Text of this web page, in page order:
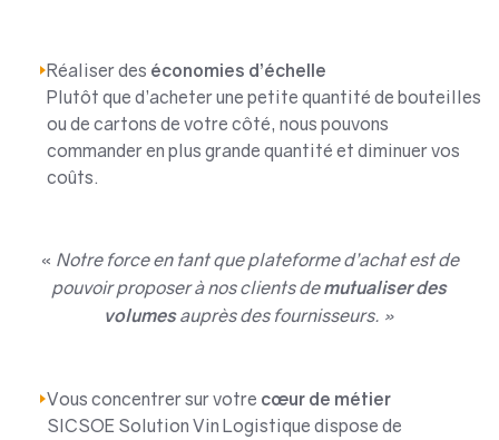
Réaliser des économies d’échelle
Plutôt que d’acheter une petite quantité de bouteilles
ou de cartons de votre côté, nous pouvons
commander en plus grande quantité et diminuer vos
coûts.
« Notre force en tant que plateforme d’achat est de
pouvoir proposer à nos clients demutualiser des
volumesauprès des fournisseurs. »
Vous concentrer sur votre cœur de métier
SICSOE Solution Vin Logistique dispose de